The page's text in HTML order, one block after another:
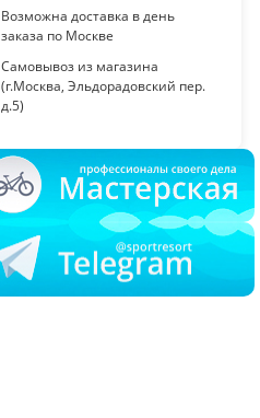
Возможна доставка в день
заказа по Москве
Самовывоз из магазина
(г.Москва, Эльдорадовский пер.
д.5)